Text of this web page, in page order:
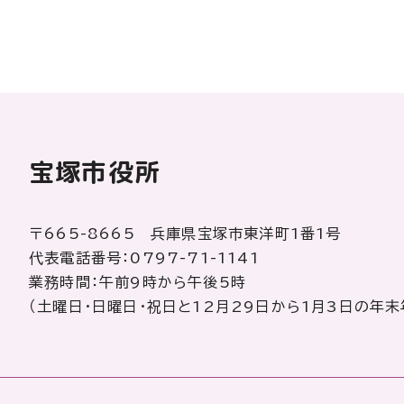
宝塚市役所
〒665-8665 兵庫県宝塚市東洋町1番1号
代表電話番号：0797-71-1141
業務時間：午前9時から午後5時
（土曜日・日曜日・祝日と12月29日から1月3日の年末